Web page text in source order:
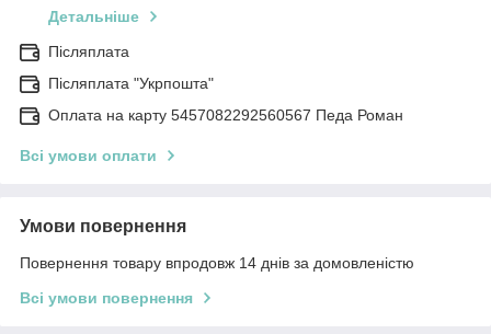
Детальніше
Післяплата
Післяплата "Укрпошта"
Оплата на карту 5457082292560567 Педа Роман
Всі умови оплати
Умови повернення
Повернення товару впродовж 14 днів за домовленістю
Всі умови повернення